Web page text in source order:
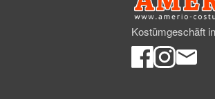
Kostümgeschäft